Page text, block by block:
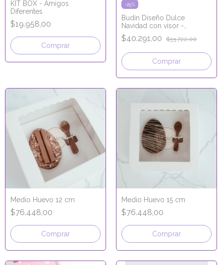
KIT BOX - Amigos
Diferentes
$19.958,00
Comprar
-25%
Budín Diseño Dulce
Navidad con visor -
24x9,5x10 cm
$40.291,00 $53.722,00
Comprar
Medio Huevo 12 cm
$76.448,00
Comprar
Medio Huevo 15 cm
$76.448,00
Comprar